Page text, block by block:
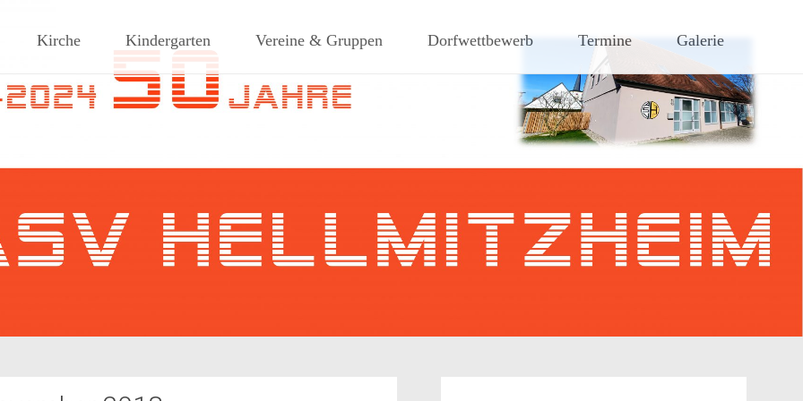
Dorf am Rande des südlichen Steigerwaldes
Kirche Kindergarten Vereine & Gruppen Dorfwettbewerb Termine Galerie